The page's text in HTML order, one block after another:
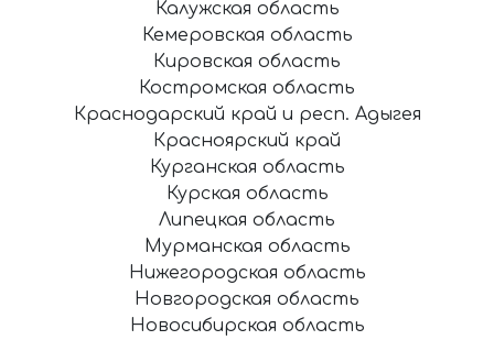
Калужская область
Кемеровская область
Кировская область
Костромская область
Краснодарский край и респ. Адыгея
Красноярский край
Курганская область
Курская область
Липецкая область
Мурманская область
Нижегородская область
Новгородская область
Новосибирская область